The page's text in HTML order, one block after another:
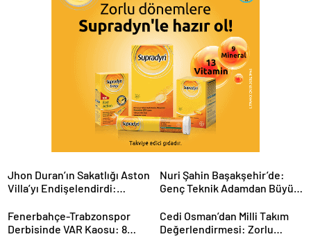
Jhon Duran’ın Sakatlığı Aston
Villa’yı Endişelendirdi:
Nuri Şahin Başakşehir’de:
Genç Teknik Adamdan Büyük
Fenerbahçe-Trabzonspor
Derbisinde VAR Kaosu: 8
Cedi Osman’dan Milli Takım
Değerlendirmesi: Zorlu